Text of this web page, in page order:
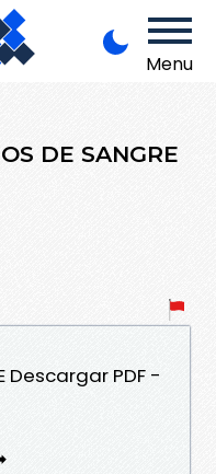
Menu
DE SANGRE
Descargar PDF -